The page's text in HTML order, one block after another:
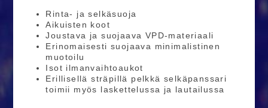
Rinta- ja selkäsuoja
Aikuisten koot
Joustava ja suojaava VPD-materiaali
Erinomaisesti suojaava minimalistinen
muotoilu
Isot ilmanvaihtoaukot
Erillisellä sträpillä pelkkä selkäpanssari
toimii myös laskettelussa ja lautailussa